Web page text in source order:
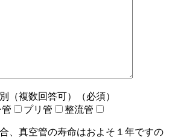
（複数回答可）（必須）
プリ管 整流管
、真空管の寿命はおよそ１年ですの